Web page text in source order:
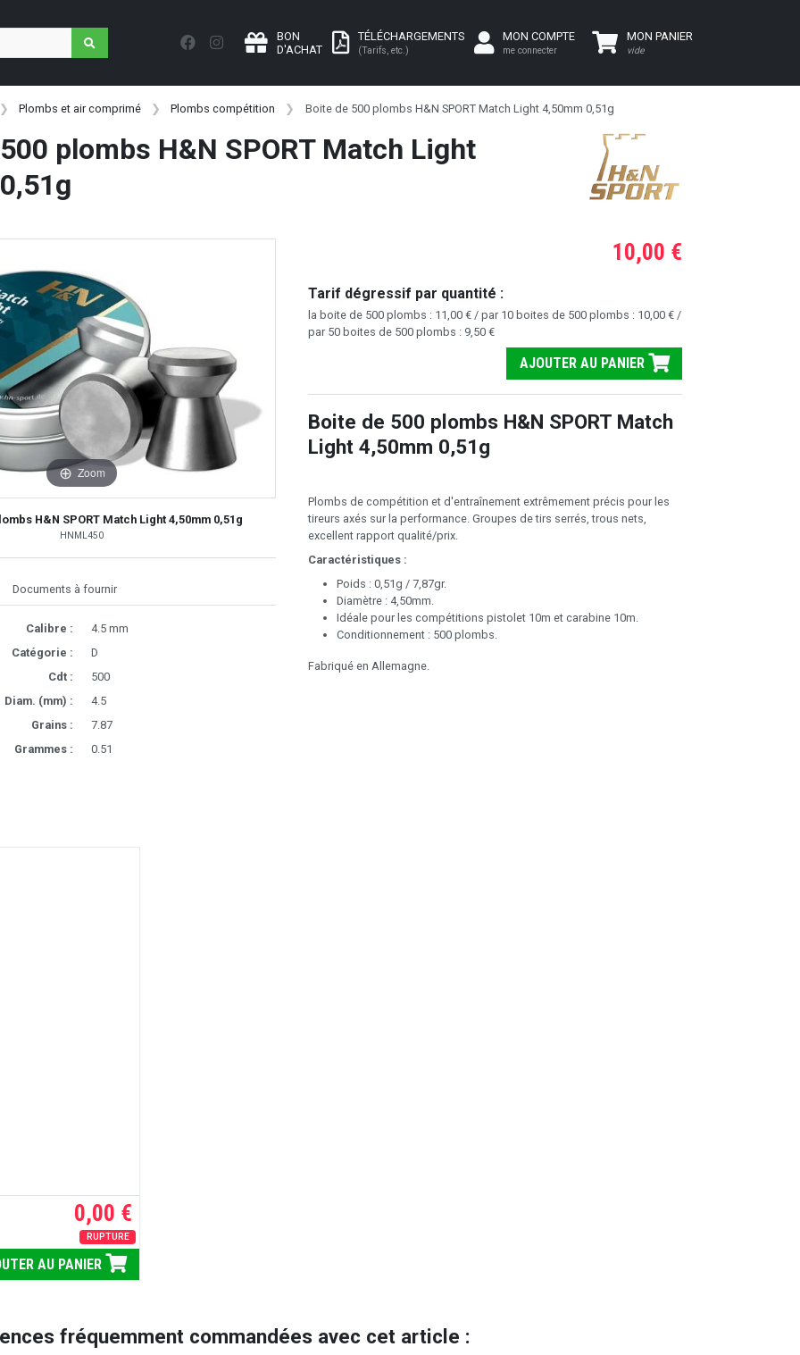
BON
D'ACHAT
TÉLÉCHARGEMENTS
(Tarifs, etc.)
MON COMPTE
me connecter
MON PANIER
vide
Plombs et air comprimé Plombs compétition Boite de 500 plombs H&N SPORT Match Light 4,50mm 0,51g
plombs H&N SPORT Match Light
Zoom
H&N SPORT Match Light 4,50mm 0,51g
HNML450
Documents à fournir
Calibre :
4.5 mm
Catégorie :
D
Cdt :
500
Diam. (mm) :
4.5
Grains :
7.87
Grammes :
0.51
10,00 €
Tarif dégressif par quantité :
la boite de 500 plombs : 11,00 € / par 10 boites de 500 plombs : 10,00 € /
par 50 boites de 500 plombs : 9,50 €
AJOUTER AU PANIER
Boite de 500 plombs H&N SPORT Match
Light 4,50mm 0,51g
Plombs de compétition et d'entraînement extrêmement précis pour les
tireurs axés sur la performance. Groupes de tirs serrés, trous nets,
excellent rapport qualité/prix.
Caractéristiques :
Poids : 0,51g / 7,87gr.
Diamètre : 4,50mm.
Idéale pour les compétitions pistolet 10m et carabine 10m.
Conditionnement : 500 plombs.
Fabriqué en Allemagne.
0,00 €
RUPTURE
AU PANIER
fréquemment commandées avec cet article :